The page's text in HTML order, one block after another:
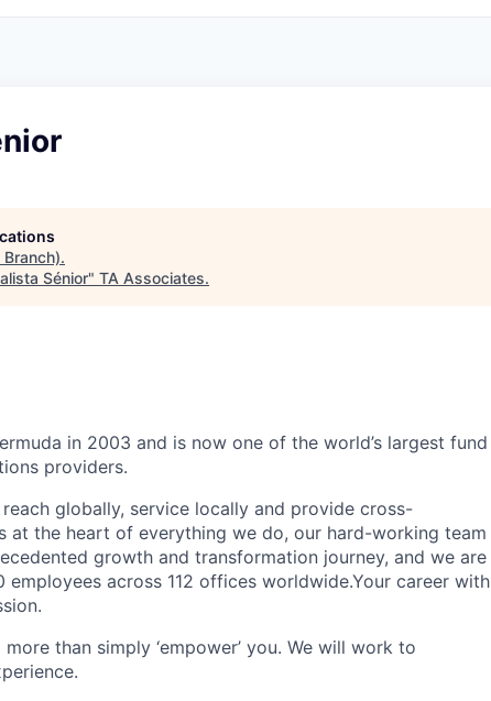
.
Sénior" TA Associates.
in 2003 and is now one of the world’s largest fund
providers.
globally, service locally and provide cross-
at the heart of everything we do, our hard-working team
growth and transformation journey, and we are
across 112 offices worldwide.Your career with
than simply ‘empower’ you. We will work to